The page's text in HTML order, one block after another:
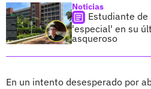
Noticias
Estudiante
'especial' en su
asqueroso
En un intento desesperado por